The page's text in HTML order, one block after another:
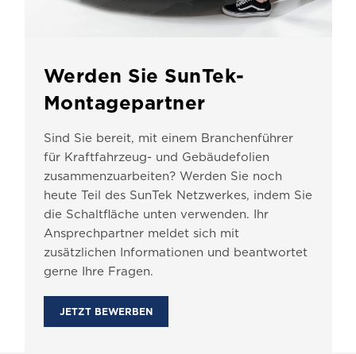
Werden Sie SunTek-
Montagepartner
Sind Sie bereit, mit einem Branchenführer
für Kraftfahrzeug- und Gebäudefolien
zusammenzuarbeiten? Werden Sie noch
heute Teil des SunTek Netzwerkes, indem Sie
die Schaltfläche unten verwenden. Ihr
Ansprechpartner meldet sich mit
zusätzlichen Informationen und beantwortet
gerne Ihre Fragen.
JETZT BEWERBEN